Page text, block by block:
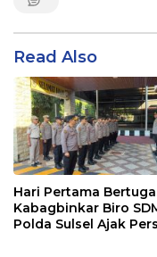
Read Also
Hari Pertama
Kabagbinkar Biro
Polda Sulsel Ajak